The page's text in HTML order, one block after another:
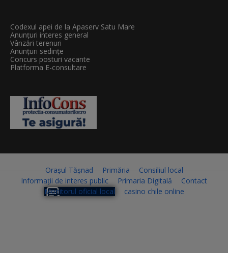
Codexul apei de la Apaserv Satu Mare
Anunțuri interes general
Vânzări terenuri
Anunțuri sedințe
Concurs posturi vacante
Platforma E-consultare
Orașul Tășnad Primăria
Consiliul local
Informații de interes public
Primaria Digitală
Contact
Monitorul oficial local
casino chile online